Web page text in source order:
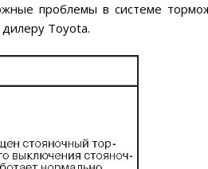
проблемы в системе
Toyota.